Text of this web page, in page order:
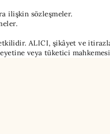
ilişkin sözleşmeler.
ALICI, şikâyet ve
veya tüketici